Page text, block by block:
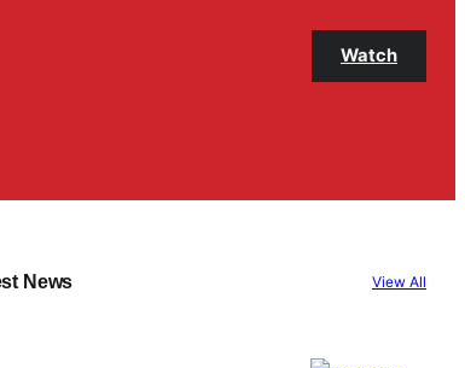
Watch
News View All